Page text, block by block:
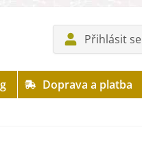
Přihlásit se
Doprava a platba